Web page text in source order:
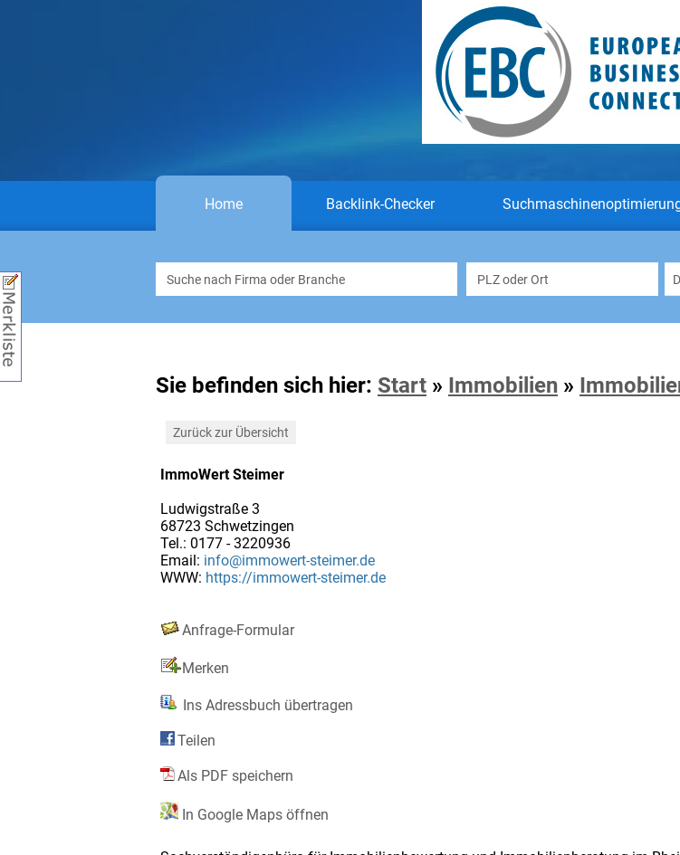
Home Backlink-Checker
Sie befinden sich hier: Start » Immobilien »
Zurück zur Übersicht
ImmoWert Steimer
Ludwigstraße 3
68723 Schwetzingen
Tel.: 0177 - 3220936
Email: info@immowert-steimer.de
WWW: https://immowert-steimer.de
Anfrage-Formular
Merken
Ins Adressbuch übertragen
Teilen
Als PDF speichern
In Google Maps öffnen